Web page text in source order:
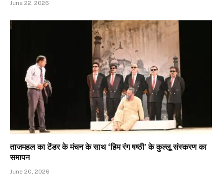
June 22, 2026
ताजमहल का टेंडर के मंचन के साथ ‘हिम रंग षष्ठी’ के कुल्लू संस्करण का
समापन
June 20, 2026